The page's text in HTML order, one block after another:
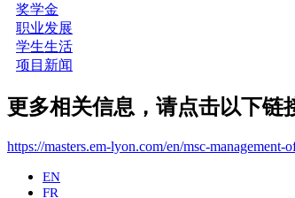
奖学金
职业发展
学生生活
项目新闻
更多相关信息，请点击以下链
https://masters.em-lyon.com/en/msc-management-
EN
FR